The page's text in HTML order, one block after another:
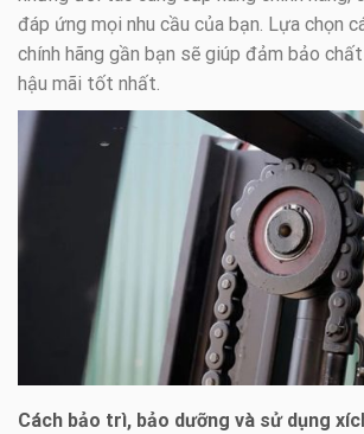
đáp ứng mọi nhu cầu của bạn. Lựa chọn
chính hãng gần bạn sẽ giúp đảm bảo
hậu mãi tốt nhất.
Cách bảo trì, bảo dưỡng và sử dụng